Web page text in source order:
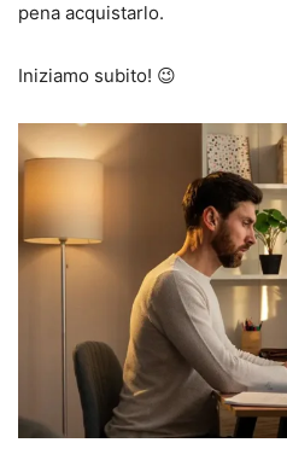
pena acquistarlo.
Iniziamo subito! 😉